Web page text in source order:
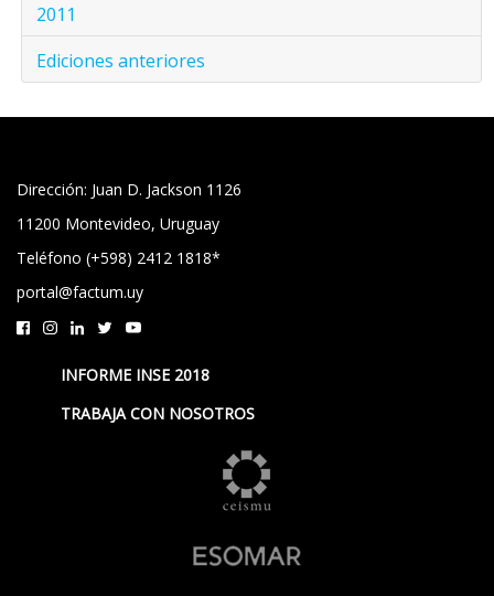
2011
Ediciones anteriores
Dirección: Juan D. Jackson 1126
11200 Montevideo, Uruguay
Teléfono (+598) 2412 1818*
portal@factum.uy
INFORME INSE 2018
TRABAJA CON NOSOTROS